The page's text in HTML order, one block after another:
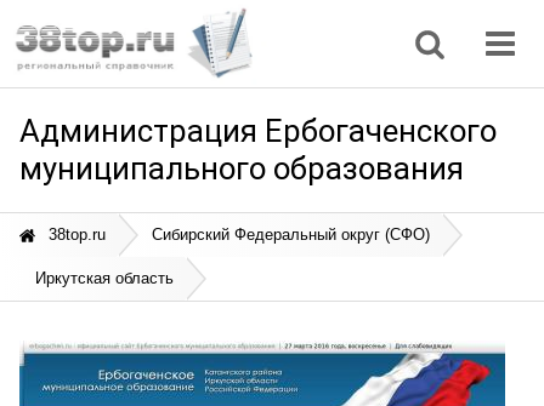
Администрация Ербогаченского
муниципального образования
38top.ru Сибирский Федеральный округ (СФО)
Иркутская область